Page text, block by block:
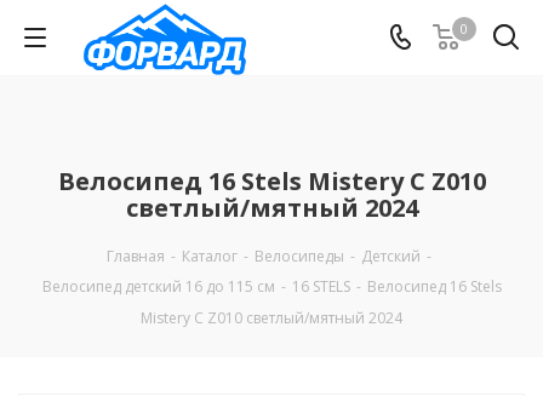
0
Велосипед 16 Stels Mistery C Z010
светлый/мятный 2024
Главная - Каталог - Велосипеды - Детский -
Велосипед детский 16 до 115 см - 16 STELS - Велосипед 16 Stels
Mistery C Z010 светлый/мятный 2024